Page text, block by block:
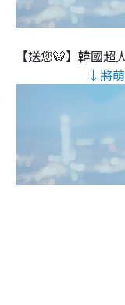
【送您🐯】韓國超
↓將